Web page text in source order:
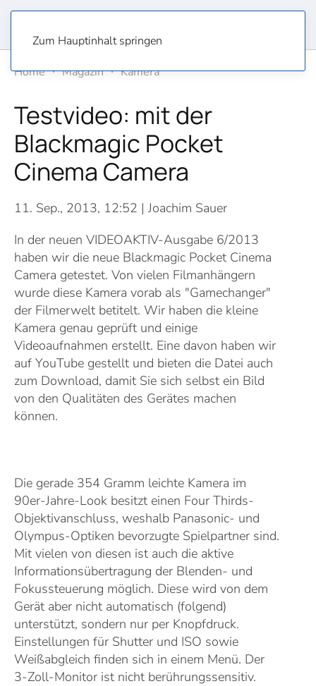
Zum Hauptinhalt springen
Home
Magazin Kamera
Testvideo: mit der
Blackmagic Pocket
Cinema Camera
11. Sep., 2013, 12:52 | Joachim Sauer
In der neuen VIDEOAKTIV-Ausgabe 6/2013
haben wir die neue Blackmagic Pocket Cinema
Camera getestet. Von vielen Filmanhängern
wurde diese Kamera vorab als "Gamechanger"
der Filmerwelt betitelt. Wir haben die kleine
Kamera genau geprüft und einige
Videoaufnahmen erstellt. Eine davon haben wir
auf YouTube gestellt und bieten die Datei auch
zum Download, damit Sie sich selbst ein Bild
von den Qualitäten des Gerätes machen
können.
Die gerade 354 Gramm leichte Kamera im
90er-Jahre-Look besitzt einen Four Thirds-
Objektivanschluss, weshalb Panasonic- und
Olympus-Optiken bevorzugte Spielpartner sind.
Mit vielen von diesen ist auch die aktive
Informationsübertragung der Blenden- und
Fokussteuerung möglich. Diese wird von dem
Gerät aber nicht automatisch (folgend)
unterstützt, sondern nur per Knopfdruck.
Einstellungen für Shutter und ISO sowie
Weißabgleich finden sich in einem Menü. Der
3-Zoll-Monitor ist nicht berührungssensitiv.